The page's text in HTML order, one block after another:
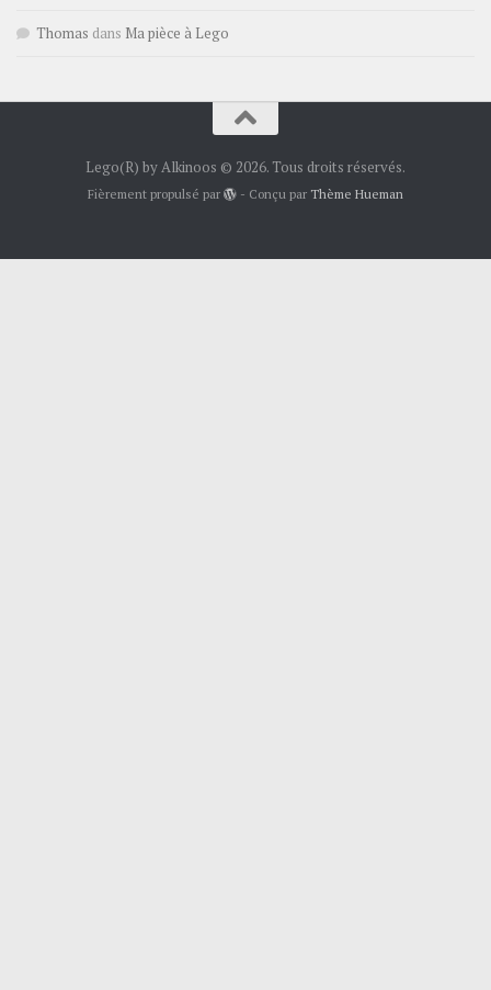
Thomas dans Ma pièce à Lego
Lego(R) by Alkinoos © 2026. Tous droits réservés.
Fièrement propulsé par - Conçu par Thème Hueman